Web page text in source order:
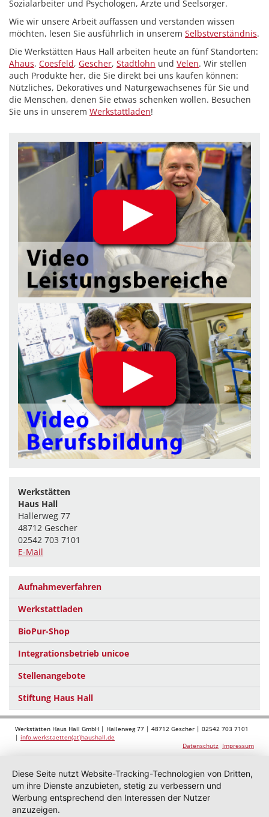
Sozialarbeiter und Psychologen, Ärzte und Seelsorger.
Wie wir unsere Arbeit auffassen und verstanden wissen
möchten, lesen Sie ausführlich in unserem Selbstverständnis.
Die Werkstätten Haus Hall arbeiten heute an fünf Standorten:
Ahaus, Coesfeld, Gescher, Stadtlohn und Velen. Wir stellen
auch Produkte her, die Sie direkt bei uns kaufen können:
Nützliches, Dekoratives und Naturgewachsenes für Sie und
die Menschen, denen Sie etwas schenken wollen. Besuchen
Sie uns in unserem Werkstattladen!
Werkstätten
Haus Hall
Hallerweg 77
48712 Gescher
02542 703 7101
E-Mail
Aufnahmeverfahren
Werkstattladen
BioPur-Shop
Integrationsbetrieb unicoe
Stellenangebote
Stiftung Haus Hall
Werkstätten Haus Hall GmbH | Hallerweg 77 | 48712 Gescher | 02542 703 7101
| info.werkstaetten(at)haushall.de
Datenschutz Impressum
Diese Seite nutzt Website-Tracking-Technologien von Dritten,
um ihre Dienste anzubieten, stetig zu verbessern und
Werbung entsprechend den Interessen der Nutzer
anzuzeigen.